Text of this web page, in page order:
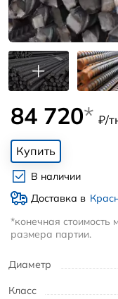
Диаметр
Класс
84 720* ₽/
Купить
В наличии
Доставка в
*конечная стоимость
размера партии.